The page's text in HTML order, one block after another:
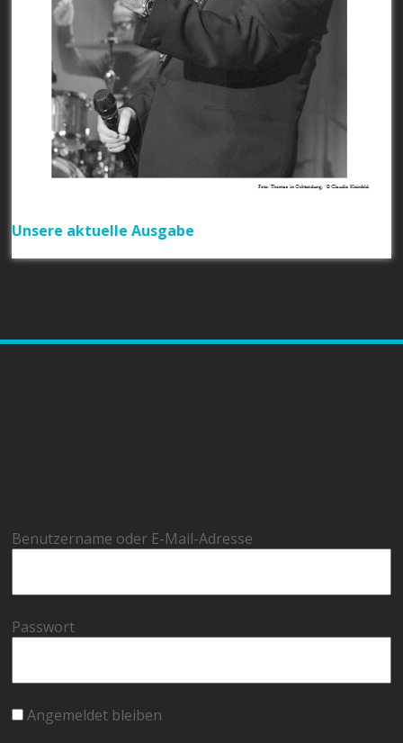
Unsere aktuelle Ausgabe
Benutzername oder E-Mail-Adresse
Passwort
Angemeldet bleiben